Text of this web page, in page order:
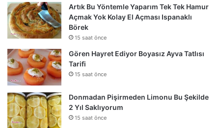
Artık Bu Yöntemle Yaparım Tek Tek Hamur
Açmak Yok Kolay El Açması Ispanaklı
Börek
15 saat önce
Gören Hayret Ediyor Boyasız Ayva Tatlısı
Tarifi
15 saat önce
Donmadan Pişirmeden Limonu Bu Şekilde
2 Yıl Saklıyorum
15 saat önce